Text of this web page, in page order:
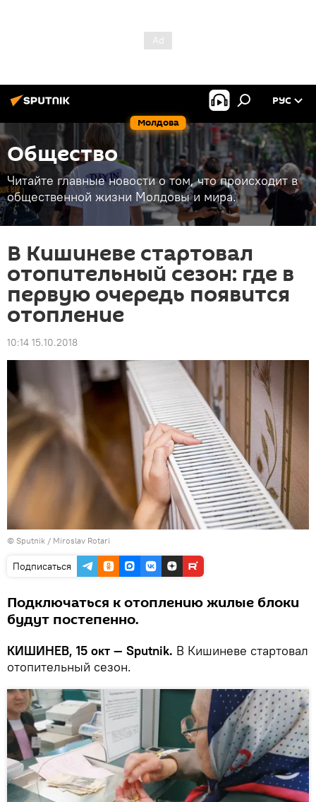
Молдова
РУС
Общество
Читайте главные новости о том, что происходит в
общественной жизни Молдовы и мира.
В Кишиневе стартовал
отопительный сезон: где в
первую очередь появится
отопление
10:14 15.10.2018
© Sputnik / Miroslav Rotari
Подписаться
Подключаться к отоплению жилые блоки
будут постепенно.
КИШИНЕВ, 15 окт — Sputnik. В Кишиневе стартовал
отопительный сезон.